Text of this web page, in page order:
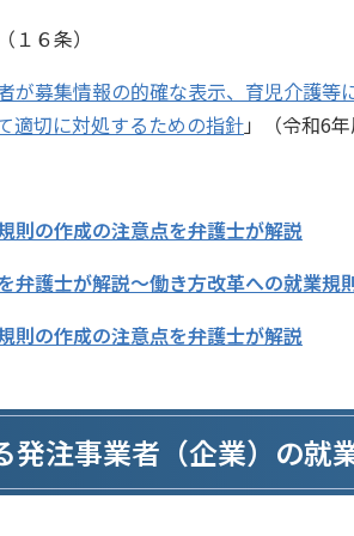
６条）
が募集情報の的確な表示、育児介護
適切に対処するための指針」（令和6
則の作成の注意点を弁護士が解説
弁護士が解説～働き方改革への就業規
則の作成の注意点を弁護士が解説
発注事業者（企業）の就